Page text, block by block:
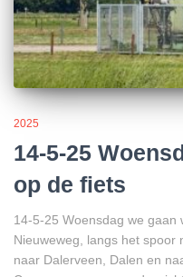
2025
14-5-25
op de fiets
14-5-25 Woensdag we gaan
Nieuweweg, langs het spoor
naar Dalerveen, Dalen en